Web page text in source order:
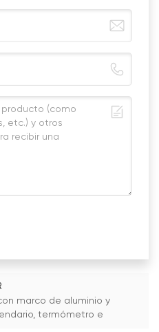
marco de aluminio y
termómetro e